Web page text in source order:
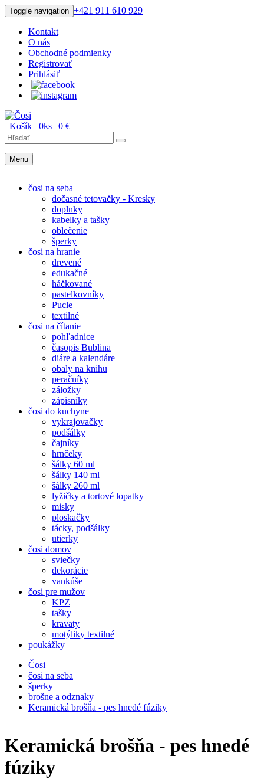
Toggle navigation +421 911 610 929
Kontakt
O nás
Obchodné podmienky
Registrovať
Prihlásiť
Košík 0ks | 0 €
Menu
čosi na seba
dočasné tetovačky - Kresky
doplnky
kabelky a tašky
oblečenie
šperky
čosi na hranie
drevené
edukačné
háčkované
pastelkovníky
Pucle
textilné
čosi na čítanie
pohľadnice
časopis Bublina
diáre a kalendáre
obaly na knihu
peračníky
záložky
zápisníky
čosi do kuchyne
vykrajovačky
podšálky
čajníky
hrnčeky
šálky 60 ml
šálky 140 ml
šálky 260 ml
lyžičky a tortové lopatky
misky
ploskačky
tácky, podšálky
utierky
čosi domov
sviečky
dekorácie
vankúše
čosi pre mužov
KPZ
tašky
kravaty
motýliky textilné
poukážky
Čosi
čosi na seba
šperky
brošne a odznaky
Keramická brošňa - pes hnedé fúziky
Keramická brošňa - pes hnedé
fúziky